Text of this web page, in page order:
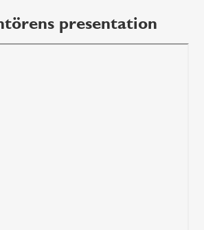
presentation